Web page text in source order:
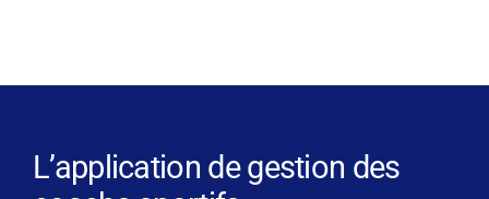
L’application de gestion des